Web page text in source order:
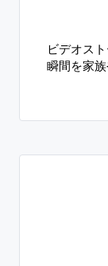
ビデオス
瞬間を家